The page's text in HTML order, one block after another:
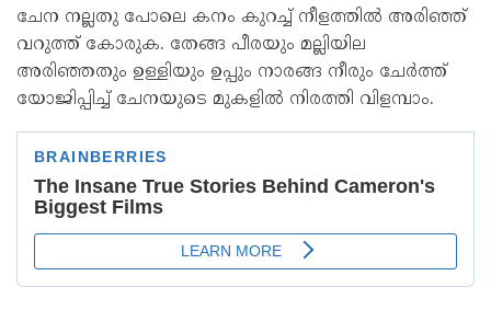
ചേന നല്ലതു പോലെ കനം കുറച്ച് നീളത്തിൽ അരിഞ്ഞ്
വറുത്ത് കോരുക. തേങ്ങ പീരയും മല്ലിയില
അരിഞ്ഞതും ഉള്ളിയും ഉപ്പും നാരങ്ങ നീരും ചേർത്ത്
യോജിപ്പിച്ച് ചേനയുടെ മുകളിൽ നിരത്തി വിളമ്പാം.